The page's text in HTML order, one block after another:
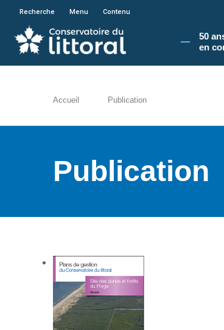
En poursuivant votre
Recherche Menu Contenu
50
en
Accueil Publication
Publication